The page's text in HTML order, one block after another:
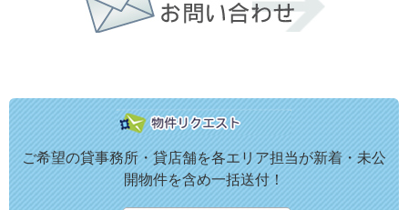
ご希望の貸事務所・貸店舗を各エリア担当が新着・未公
開物件を含め一括送付！